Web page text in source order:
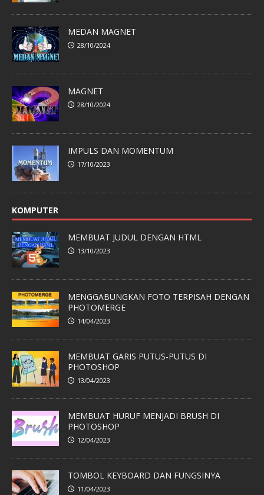
MEDAN MAGNET
28/10/2024
MAGNET
28/10/2024
IMPULS DAN MOMENTUM
17/10/2023
KOMPUTER
MEMBUAT JUDUL DENGAN HTML
13/10/2023
MENGGABUNGKAN FOTO TERPISAH DENGAN
PHOTOMERGE
14/04/2023
MEMBUAT GARIS PUTUS-PUTUS DI
PHOTOSHOP
13/04/2023
MEMBUAT HURUF MENJADI BRUSH DI
PHOTOSHOP
12/04/2023
TOMBOL KEYBOARD DAN FUNGSINYA
11/04/2023